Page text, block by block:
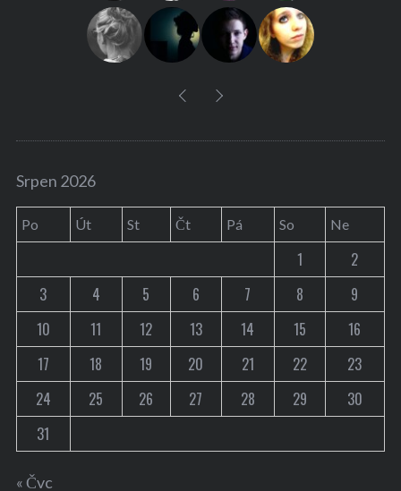
Srpen 2026
Po Út St Čt Pá So Ne
1
2
3
4 5 6 7 8
9
10
11 12 13 14 15
16
17
18 19 20 21 22
23
24
25 26 27 28 29
30
31
« Čvc